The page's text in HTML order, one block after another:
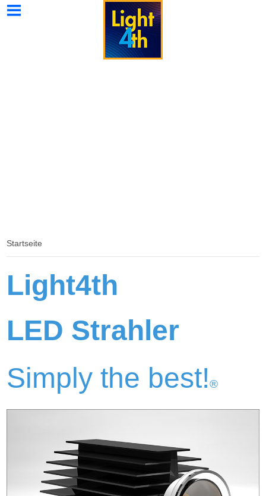
Light4th
Galerie
Light4th
Spezial
Startseite
Light4th
LED Strahler
Simply the best!®